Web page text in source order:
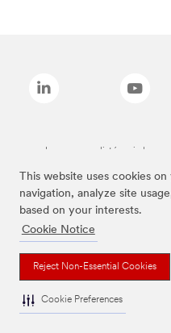
This website uses cookies
navigation, analyze site
based on your interests.
Cookie Notice
Reject Non-Essential Cookies
Cookie Preferences
Les marques listées ci-